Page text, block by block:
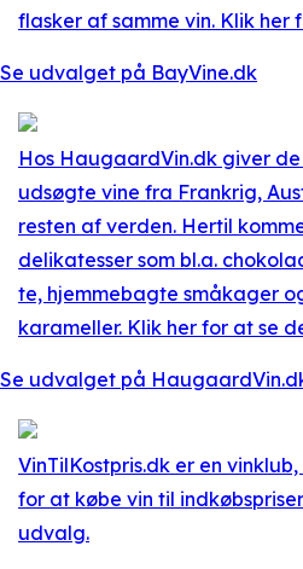
flasker af samme vin. Klik her
Se udvalget på BayVine.dk
Hos HaugaardVin.dk giver
udsøgte vine fra Frankrig,
resten af verden. Hertil
delikatesser som bl.a.
te, hjemmebagte småkager
karameller. Klik her for at se
Se udvalget på
VinTilKostpris.dk er en
for at købe vin til
udvalg.